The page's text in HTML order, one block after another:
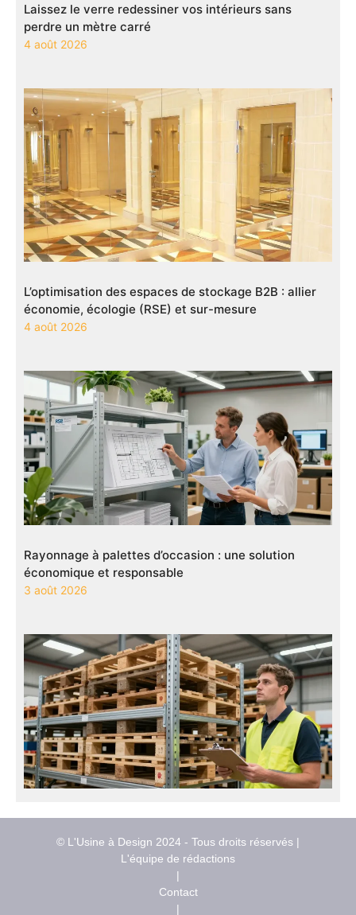
Laissez le verre redessiner vos intérieurs sans
perdre un mètre carré
4 août 2026
L’optimisation des espaces de stockage B2B : allier
économie, écologie (RSE) et sur-mesure
4 août 2026
Rayonnage à palettes d’occasion : une solution
économique et responsable
3 août 2026
© L'Usine à Design 2024 - Tous droits réservés |
L'équipe de rédactions
|
Contact
|